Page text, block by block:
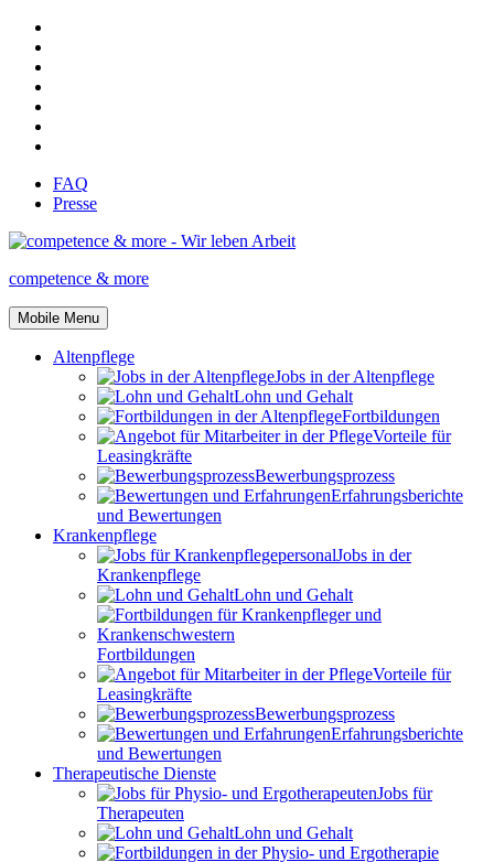
FAQ
Presse
competence & more
Mobile Menu
Altenpflege
Jobs in der Altenpflege
Lohn und Gehalt
Fortbildungen
Vorteile für
Leasingkräfte
Bewerbungsprozess
Erfahrungsberichte
und Bewertungen
Krankenpflege
Jobs in der
Krankenpflege
Lohn und Gehalt
Fortbildungen
Vorteile für
Leasingkräfte
Bewerbungsprozess
Erfahrungsberichte
und Bewertungen
Therapeutische Dienste
Jobs für
Therapeuten
Lohn und Gehalt